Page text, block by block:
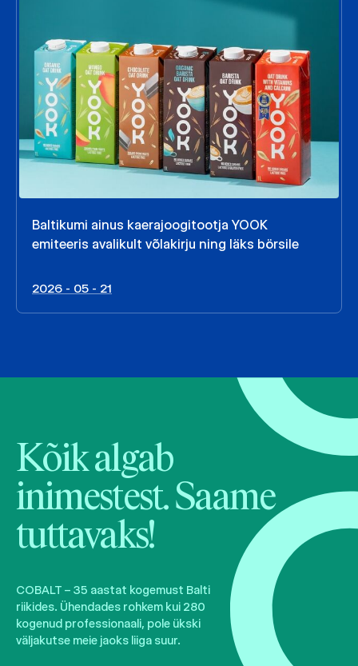
Baltikumi ainus kaerajoogitootja YOOK
emiteeris avalikult võlakirju ning läks börsile
2026 - 05 - 21
Kõik algab
inimestest. Saame
tuttavaks!
COBALT – 35 aastat kogemust Balti
riikides. Ühendades rohkem kui 280
kogenud professionaali, pole ükski
väljakutse meie jaoks liiga suur.